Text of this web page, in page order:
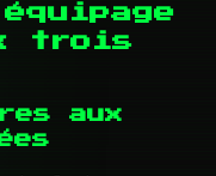
trois
aux